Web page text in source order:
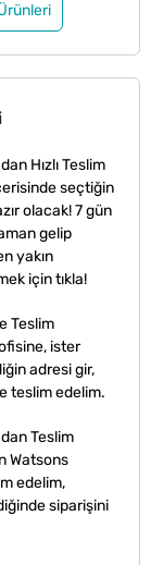
Hızlı Teslim
seçtiğin
olacak! 7 gün
gelip
yakın
için tıkla!
Teslim
ister
adresi gir,
teslim edelim.
Teslim
Watsons
edelim,
siparişini